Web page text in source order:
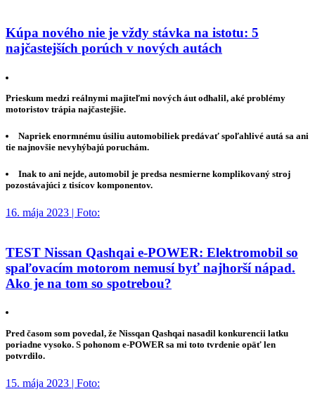
Kúpa nového nie je vždy stávka na istotu: 5
najčastejších porúch v nových autách
Prieskum medzi reálnymi majiteľmi nových áut odhalil, aké problémy
motoristov trápia najčastejšie.
Napriek enormnému úsiliu automobiliek predávať spoľahlivé autá sa ani
tie najnovšie nevyhýbajú poruchám.
Inak to ani nejde, automobil je predsa nesmierne komplikovaný stroj
pozostávajúci z tisícov komponentov.
16. mája 2023 | Foto:
TEST Nissan Qashqai e-POWER: Elektromobil so
spaľovacím motorom nemusí byť najhorší nápad.
Ako je na tom so spotrebou?
Pred časom som povedal, že Nissqan Qashqai nasadil konkurencii latku
poriadne vysoko. S pohonom e-POWER sa mi toto tvrdenie opäť len
potvrdilo.
15. mája 2023 | Foto: